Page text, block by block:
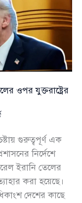
ওপর যুক্তরাষ্ট্রের
গুরুত্বপূর্ণ এক
নির্দেশে
ইরানি তেলের
করা হয়েছে।
দেশের কাছে